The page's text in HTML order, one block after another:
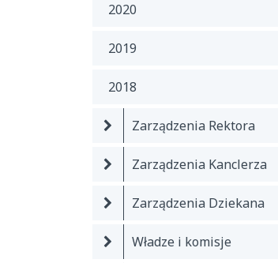
2020
2019
2018
Zarządzenia Rektora
Zarządzenia Kanclerza
Zarządzenia Dziekana
Władze i komisje